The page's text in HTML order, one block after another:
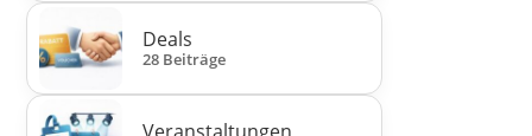
Deals
28 Beiträge